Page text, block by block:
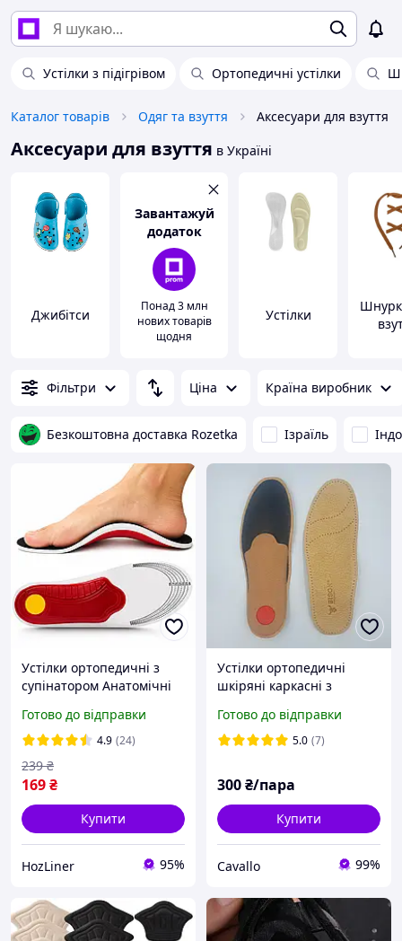
Устілки з підігрівом Ортопедичні устілки
Каталог товарів Одяг та взуття Аксесуари для взуття
Аксесуари для взуття в Україні
Джибітси
Завантажуй
додаток
Понад 3 млн
нових товарів
щодня
Устілки
Фільтри Ціна Країна виробник
Безкоштовна доставка Rozetka Ізраїль
Устілки ортопедичні з
супінатором Анатомічні
взуття обрізні Розмір 40-
46 28.5см
Готово до відправки
4.9 (24)
169₴
239 ₴
Купити
HozLiner 95%
Устілки ортопедичні
шкіряні каркасні з
Польща 41 розмір (27 см)
Готово до відправки
5.0 (7)
300₴/пара
Купити
Cavallo 99%